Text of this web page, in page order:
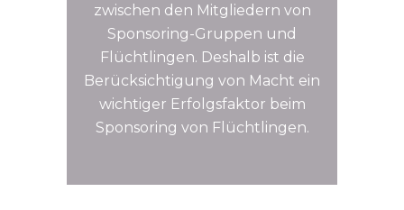
zwischen den Mitgliedern von
Sponsoring-Gruppen und
Flüchtlingen. Deshalb ist die
Berücksichtigung von Macht ein
wichtiger Erfolgsfaktor beim
Sponsoring von Flüchtlingen.